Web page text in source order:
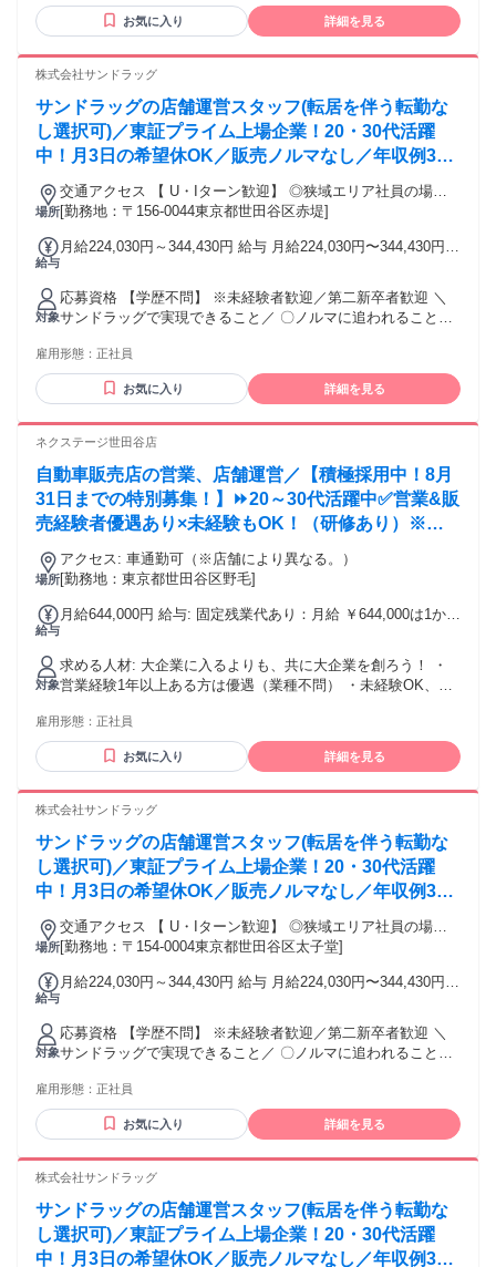
行動を変えられる方 ＜歓迎＞ ・ペットショップ販売経験者
・携帯販売、家電販売、アパレル、リユース経験者 ・自動車
店舗目標を追った経験がある方 ・インセンティブ営業経験者
ん！ ※65歳未満の方 (定年制の為：例外事由1号)
お気に入り 詳細を見る
株式会社サンドラッグ
サンドラッグの店舗運営スタッフ(転居を伴う転勤な
し選択可)／東証プライム上場企業！20・30代活躍
中！月3日の希望休OK／販売ノルマなし／年収例32
歳SV816万円／販促企画～商品管理など店舗運営が
メインの仕事
場所
交通アクセス 【 U・Iターン歓迎】 ◎狭域エリア社員の場合
は 転居を伴う転勤はありません。 ◎マイカー通勤OK
[勤務地：〒156-0044東京都世田谷区赤堤]
給与
月給224,030円～344,430円 給与 月給224,030円〜344,430円
エリア社員（規定エリア内転勤）：22万4030円～32万4430円
狭域エリア社員（転居を伴う異動なし）：22万4030円～32万
4430円 ※ナショナル社員・広域エリア社員は転居を伴う転勤
中、転勤手当を別途支給 エリア内転勤時：7000円～2万3000
対象
応募資格 【学歴不問】 ※未経験者歓迎／第二新卒者歓迎 ＼
サンドラッグで実現できること／ 〇ノルマに追われることな
同時に 身に付けられる。 〇登録販売者の資格を取得できる。
└業務時間中に 資格や業務の勉強ができます。 〇店長などポ
ストアップが可能。 └長期に亘り、成長を支援します。 〇町
雇用形態： 正社員
お気に入り 詳細を見る
ネクステージ世田谷店
自動車販売店の営業、店舗運営／【積極採用中！8月
31日までの特別募集！】⏩️20～30代活躍中✅営業&販
売経験者優遇あり×未経験もOK！（研修あり）※要
普通自動車免許
場所
アクセス: 車通勤可（※店舗により異なる。）
[勤務地：東京都世田谷区野毛]
給与
月給644,000円 給与: 固定残業代あり：月給 ￥644,000は1か月
間を超える残業代は追加で支給する。 月給32万円～64.4万円
+各種手当＋賞与年4回 初年度想定年収：4,480,000円～
9,016,000円 （一律グローバル手当50,000円含む） ※上記は
当社規定「グローバル型」の給与です。 ※固定残業代5.9万円
年1回 ◆昇格：年2回＜半年ごとにチャンスあり！＞
―――――――――――――――★―★――― ✅ご経験を活
かして給与アップスタート可！ 例①：営業経験1年以上、自動
車業界経験なし、前職年収450万円 └月給35.7万円スタート
（初年度想定年収499万円＋α） 例②：自動車業界＆営業経験
あり、前職年収550万円 └月給42.7万円スタート（初年度想定
年収597万円＋α） 【参考：ポジション別年収例】 ・一般職：
4,480,000円～5,558,000円 ・チーフ職：5,782,000円～
職：8,500,000円～15,500,000円
―――★―★――――――――――――――― ✅管理職を除
く当社営業職の平均年収555万円！ インセンティブ制度を廃
止し、固定給メインの制度へ変更。 安定した高収入＋定期的
与にも反映される、やりがいある 給与制度になっています！
対象
求める人材: 大企業に入るよりも、共に大企業を創ろう！ ・
営業経験1年以上ある方は優遇（業種不問） ・未経験OK、学
経験業界は不問！】 個人営業、法人営業、ルート営業、 商社
営業、食品営業、保険営業など 営業職のご経験は活かせま
す！ ※販売、飲食、携帯販売、ブライダルの方も親和性が高
車、中古車※輸入車・国産車は不問 トヨタ・ホンダ・日産・
ィーラー、 中古車販売店、自動車業界でのご経験等 ⏩️店長、
副店長、チーフ等でスタート実績あり 「給与を上げたい」
「もっと評価されたい」「安定して働きたい」方に最適で
す！ ※その他、以下の方も歓迎です。 ・お客様のご要望を丁
寧に伺い、相手に合った提案をしたい方 ・目標に向かって前
向きに取り組み、継続して行動できる方 ・ルールや約束を大
ームで協力しながら成果を追いたい方 ・新しいことも素直に
舗づくりに関わりたい方 ※クルマ業界に興味を持って学べる
方歓迎
雇用形態： 正社員
お気に入り 詳細を見る
株式会社サンドラッグ
サンドラッグの店舗運営スタッフ(転居を伴う転勤な
し選択可)／東証プライム上場企業！20・30代活躍
中！月3日の希望休OK／販売ノルマなし／年収例32
歳SV816万円／販促企画～商品管理など店舗運営が
メインの仕事
場所
交通アクセス 【 U・Iターン歓迎】 ◎狭域エリア社員の場合
は 転居を伴う転勤はありません。 ◎マイカー通勤OK
[勤務地：〒154-0004東京都世田谷区太子堂]
給与
月給224,030円～344,430円 給与 月給224,030円〜344,430円
エリア社員（規定エリア内転勤）：22万4030円～32万4430円
狭域エリア社員（転居を伴う異動なし）：22万4030円～32万
4430円 ※ナショナル社員・広域エリア社員は転居を伴う転勤
中、転勤手当を別途支給 エリア内転勤時：7000円～2万3000
対象
応募資格 【学歴不問】 ※未経験者歓迎／第二新卒者歓迎 ＼
サンドラッグで実現できること／ 〇ノルマに追われることな
同時に 身に付けられる。 〇登録販売者の資格を取得できる。
└業務時間中に 資格や業務の勉強ができます。 〇店長などポ
ストアップが可能。 └長期に亘り、成長を支援します。 〇町
雇用形態： 正社員
お気に入り 詳細を見る
株式会社サンドラッグ
サンドラッグの店舗運営スタッフ(転居を伴う転勤な
し選択可)／東証プライム上場企業！20・30代活躍
中！月3日の希望休OK／販売ノルマなし／年収例32